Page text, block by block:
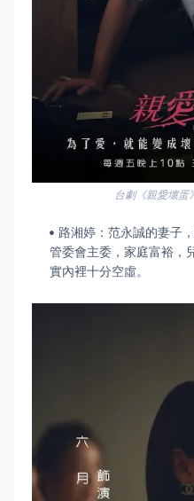
台劇《親愛壞蛋
路湘婷：范永誠的妻子
管委會主委，家庭富裕，
實內裡十分空虛。